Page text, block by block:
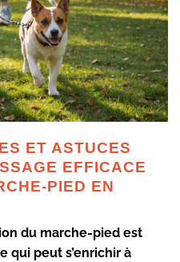
ET ASTUCES
EFFICACE
PIED EN
du marche-pied est
qui peut s’enrichir à